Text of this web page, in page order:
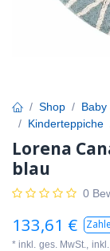
Shop Baby
Kinderteppiche
Lorena
blau
0
133,61 €
* inkl. ges. MwSt., inkl.